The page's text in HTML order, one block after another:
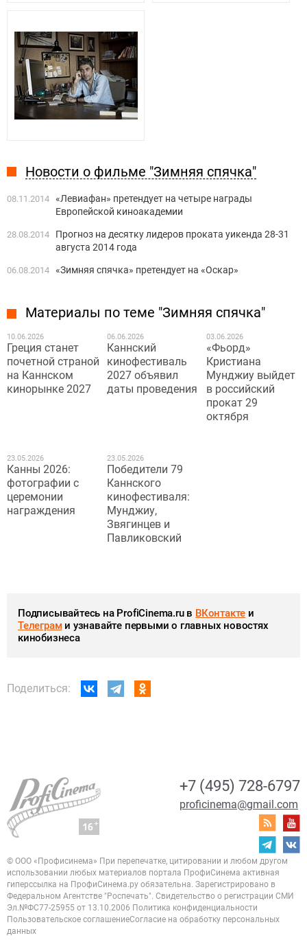
Новости о фильме "Зимняя спячка"
08.11.2014 «Левиафан» претендует на четыре награды
Европейской киноакадемии
28.08.2014
Прогноз на десятку лидеров проката уикенда 28-31
августа 2014 года
06.08.2014 «Зимняя спячка» претендует на «Оскар»
Материалы по теме "Зимняя спячка"
10.06.2026
Греция станет ​​
почетной страной
на Каннском
кинорынке 2027
06.06.2026
Каннский
кинофестиваль
2027 объявил
даты проведения
03.06.2026
«Фьорд»
Кристиана
Мунджиу выйдет
в российский
прокат 29
октября
23.05.2026
Канны 2026:
фотографии с
церемонии
награждения
23.05.2026
Победители 79
Каннского
кинофестиваля:
Мунджиу,
Звягинцев и
Павликовский
Подписывайтесь на ProfiCinema.ru в ВКонтакте и
Телеграми узнавайте первыми о главных новостях
кинобизнеса
Поделиться:
+7 (495) 728-6797
proficinema@gmail.com
© ООО «Профисинема» При перепечатке, цитировании и любом другом
использовании любых материалов портала ПрофиСинема активная
гиперссылка на ПрофиСинема.ру обязательна. Зарегистрировано в
Федеральном Агентстве "Роспечать". Свидетельство о регистрации СМИ
Эл.№ФС77-25955 от 13.10.2006 Политика конфиденциальности
Пользовательское соглашениеСогласие на обработку персональных
данных